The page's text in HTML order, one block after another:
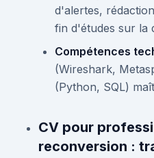
d'alertes,
fin d'études sur la
Compétences
(Wireshark,
(Python, SQL)
CV pour
reconversion :